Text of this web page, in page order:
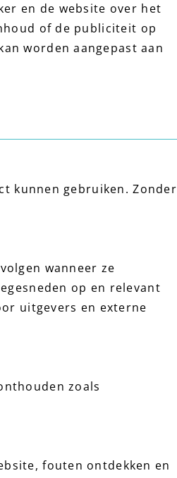
en de website over het
of de publiciteit op
worden aangepast aan
kunnen gebruiken. Zonder
wanneer ze
op en relevant
uitgevers en externe
zoals
fouten ontdekken en